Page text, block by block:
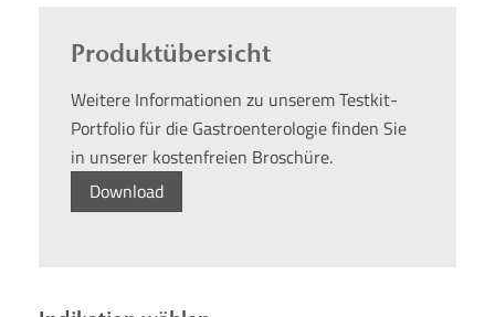
Produktübersicht
Weitere Informationen zu unserem Testkit-
Portfolio für die Gastroenterologie finden Sie
in unserer kostenfreien Broschüre.
Download